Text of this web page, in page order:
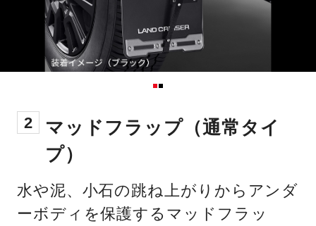
2
マッドフラップ（通常タイ
プ）
水や泥、小石の跳ね上がりからアンダ
ーボディを保護するマッドフラッ